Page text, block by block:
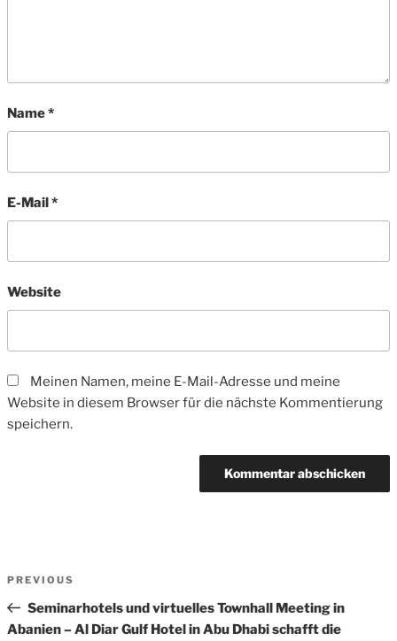
Name*
E-Mail*
Website
Meinen Namen, meine E-Mail-Adresse und meine
Website in diesem Browser für die nächste Kommentierung
speichern.
Previous
Post
PREVIOUS
Seminarhotels und virtuelles Townhall Meeting in
Abanien – Al Diar Gulf Hotel in Abu Dhabi schafft die